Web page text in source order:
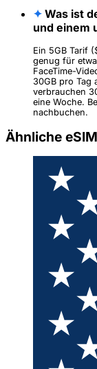
✦ Was ist
und einem
Ein 5GB Tarif
genug für
FaceTime-
30GB pro Tag
verbrauchen
eine Woche.
nachbuchen.
Ähnliche